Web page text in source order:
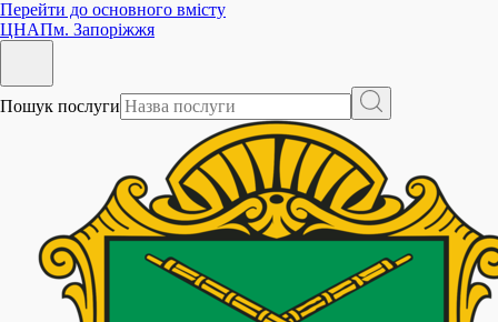
Перейти до основного вмісту
ЦНАПм. Запоріжжя
Пошук послуги